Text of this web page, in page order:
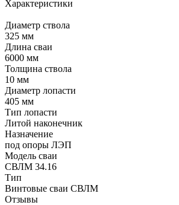
Характеристики
Диаметр ствола
325 мм
Длина сваи
6000 мм
Толщина ствола
10 мм
Диаметр лопасти
405 мм
Тип лопасти
Литой наконечник
Назначение
под опоры ЛЭП
Модель сваи
СВЛМ 34.16
Тип
Винтовые сваи СВЛМ
Отзывы